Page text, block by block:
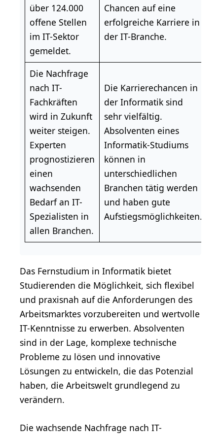
über 124.000
offene Stellen
im IT-Sektor
gemeldet.
Chancen auf eine
erfolgreiche Karriere in
der IT-Branche.
Die Nachfrage
nach IT-
Fachkräften
wird in Zukunft
weiter steigen.
Experten
prognostizieren
einen
wachsenden
Bedarf an IT-
Spezialisten in
allen Branchen.
Die Karrierechancen in
der Informatik sind
sehr vielfältig.
Absolventen eines
Informatik-Studiums
können in
unterschiedlichen
Branchen tätig werden
und haben gute
Aufstiegsmöglichkeiten.
Das Fernstudium in Informatik bietet
Studierenden die Möglichkeit, sich flexibel
und praxisnah auf die Anforderungen des
Arbeitsmarktes vorzubereiten und wertvolle
IT-Kenntnisse zu erwerben. Absolventen
sind in der Lage, komplexe technische
Probleme zu lösen und innovative
Lösungen zu entwickeln, die das Potenzial
haben, die Arbeitswelt grundlegend zu
verändern.
Die wachsende Nachfrage nach IT-